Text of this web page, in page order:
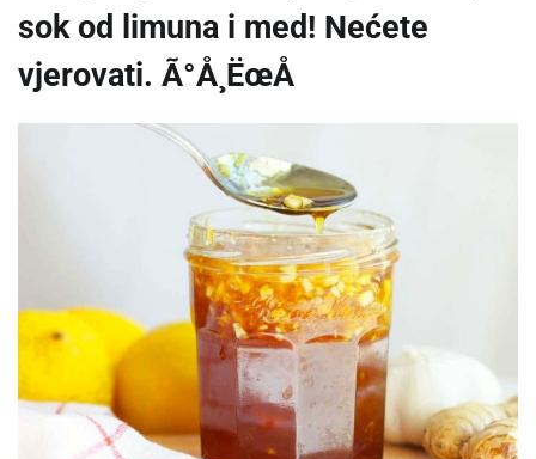
sok od limuna i med! Nećete
vjerovati. Ã°Å¸ËœÅ